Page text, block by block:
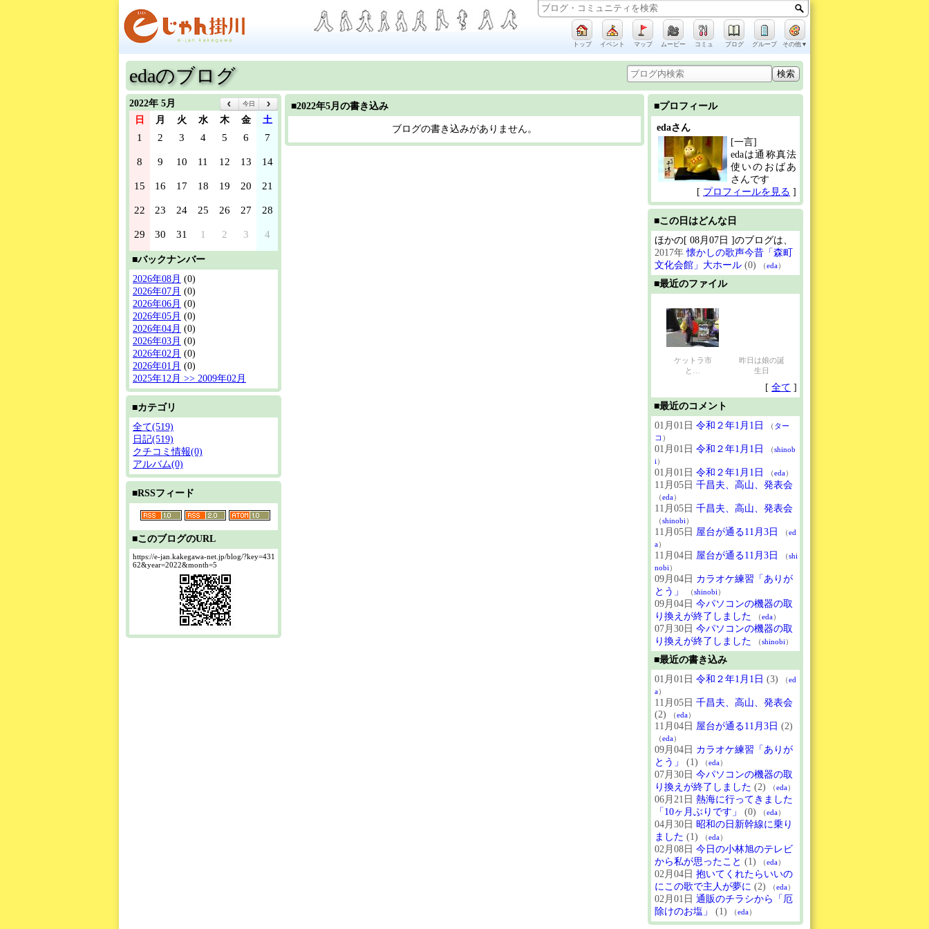
トップ イベント マップ ムービー コミュ ブログ グループ その他▼
edaのブログ
2022年 5月 今日
日 月 火 水 木 金 土
1 2 3 4 5 6 7
8 9 10 11 12 13 14
15 16 17 18 19 20 21
22 23 24 25 26 27 28
29 30 31 1 2 3 4
■バックナンバー
2026年08月 (0)
2026年07月 (0)
2026年06月 (0)
2026年05月 (0)
2026年04月 (0)
2026年03月 (0)
2026年02月 (0)
2026年01月 (0)
2025年12月 >> 2009年02月
■カテゴリ
全て(519)
日記(519)
クチコミ情報(0)
アルバム(0)
■RSSフィード
■このブログのURL
https://e-jan.kakegawa-net.jp/blog/?key=431
62&year=2022&month=5
■2022年5月の書き込み
ブログの書き込みがありません。
■プロフィール
edaさん
[一言]
edaは通称真法
使いのおばあ
さんです
[ プロフィールを見る ]
■この日はどんな日
ほかの[ 08月07日 ]のブログは、
2017年 懐かしの歌声今昔「森町
文化会館」大ホール (0) （eda）
■最近のファイル
ケットラ市
と…
昨日は娘の誕
生日
[ 全て ]
■最近のコメント
01月01日 令和２年1月1日 （ ター
コ ）
01月01日 令和２年1月1日 （shinob
i ）
01月01日 令和２年1月1日 （eda）
11月05日 千昌夫、高山、発表会
（eda）
11月05日 千昌夫、高山、発表会
（shinobi ）
11月05日 屋台が通る11月3日 （ed
a）
11月04日 屋台が通る11月3日 （shi
nobi ）
09月04日 カラオケ練習「ありが
とう」
（shinobi ）
09月04日 今パソコンの機器の取
り換えが終了しました
（eda）
07月30日 今パソコンの機器の取
り換えが終了しました
（shinobi ）
■最近の書き込み
01月01日 令和２年1月1日 (3) （ed
a）
11月05日 千昌夫、高山、発表会
(2)
（eda）
11月04日 屋台が通る11月3日 (2)
（eda）
09月04日 カラオケ練習「ありが
とう」
(1) （eda）
07月30日 今パソコンの機器の取
り換えが終了しました (2) （eda）
06月21日 熱海に行ってきました
「10ヶ月ぶりです」
(0) （eda）
04月30日 昭和の日新幹線に乗り
ました (1) （eda）
02月08日 今日の小林旭のテレビ
から私が思ったこと (1) （eda）
02月04日 抱いてくれたらいいの
にこの歌で主人が夢に (2) （eda）
02月01日 通販のチラシから「厄
除けのお塩」
(1) （eda）